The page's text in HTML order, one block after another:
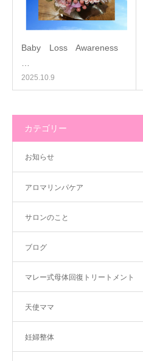
Baby Loss Awareness
2025.10.9
カテゴリー
お知らせ
アロマリンパケア
サロンのこと
ブログ
マレー式母体回復トリートメント
天使ママ
妊婦整体